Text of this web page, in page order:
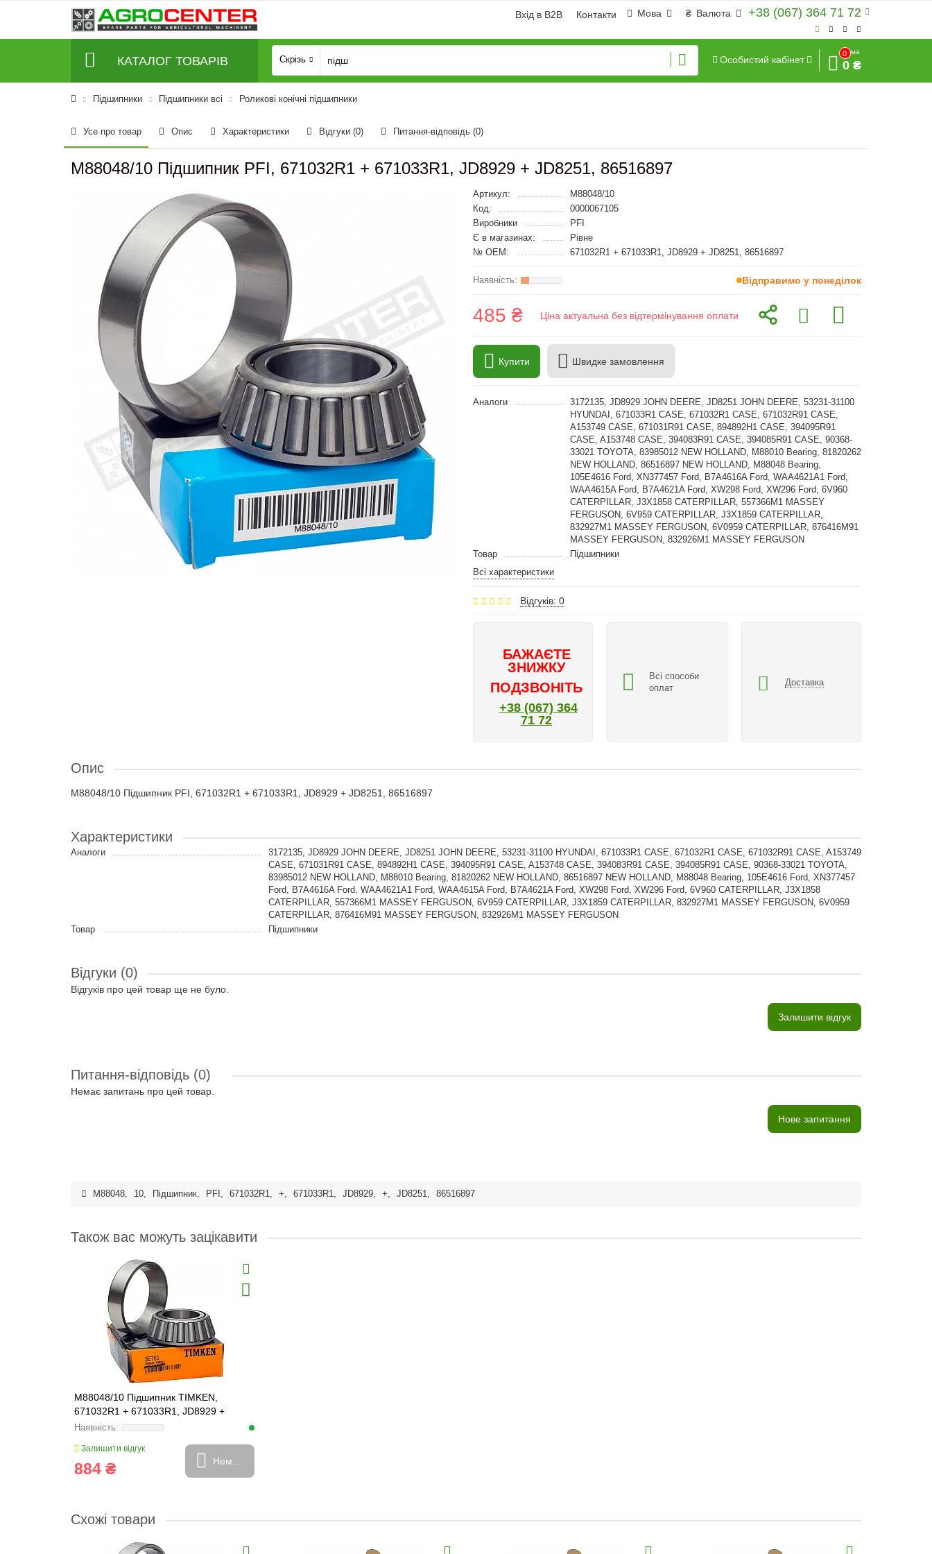
+38 (067) 364 71 72
₴ Валюта
Мова
Вхід в B2B Контакти
КАТАЛОГ ТОВАРІВ Скрізь Особистий кабінет
0
Сума
0 ₴
Підшипники Підшипники всі Роликові конічні підшипники
Усе про товар Опис Характеристики Відгуки (0) Питання-відповідь (0)
M88048/10 Підшипник PFI, 671032R1 + 671033R1, JD8929 + JD8251, 86516897
Артикул:
M88048/10
Код:
0000067105
Виробники
PFI
Є в магазинах:
Рівне
№ OEM:
671032R1 + 671033R1, JD8929 + JD8251, 86516897
Відправимо у понеділок
485 ₴ Ціна актуальна без відтермінування оплати
Купити Швидке замовлення
Аналоги
3172135, JD8929 JOHN DEERE, JD8251 JOHN DEERE, 53231-31100
HYUNDAI, 671033R1 CASE, 671032R1 CASE, 671032R91 CASE,
A153749 CASE, 671031R91 CASE, 894892H1 CASE, 394095R91
CASE, A153748 CASE, 394083R91 CASE, 394085R91 CASE, 90368-
33021 TOYOTA, 83985012 NEW HOLLAND, M88010 Bearing, 81820262
NEW HOLLAND, 86516897 NEW HOLLAND, M88048 Bearing,
105E4616 Ford, XN377457 Ford, B7A4616A Ford, WAA4621A1 Ford,
WAA4615A Ford, B7A4621A Ford, XW298 Ford, XW296 Ford, 6V960
CATERPILLAR, J3X1858 CATERPILLAR, 557366M1 MASSEY
FERGUSON, 6V959 CATERPILLAR, J3X1859 CATERPILLAR,
832927M1 MASSEY FERGUSON, 6V0959 CATERPILLAR, 876416M91
MASSEY FERGUSON, 832926M1 MASSEY FERGUSON
Товар
Підшипники
Всі характеристики
Відгуків: 0
БАЖАЄТЕ
ЗНИЖКУ
ПОДЗВОНІТЬ
+38 (067) 364
71 72
Всі способи
оплат
Доставка
Опис
M88048/10 Підшипник PFI, 671032R1 + 671033R1, JD8929 + JD8251, 86516897
Характеристики
Аналоги
3172135, JD8929 JOHN DEERE, JD8251 JOHN DEERE, 53231-31100 HYUNDAI, 671033R1 CASE, 671032R1 CASE, 671032R91 CASE, A153749
CASE, 671031R91 CASE, 894892H1 CASE, 394095R91 CASE, A153748 CASE, 394083R91 CASE, 394085R91 CASE, 90368-33021 TOYOTA,
83985012 NEW HOLLAND, M88010 Bearing, 81820262 NEW HOLLAND, 86516897 NEW HOLLAND, M88048 Bearing, 105E4616 Ford, XN377457
Ford, B7A4616A Ford, WAA4621A1 Ford, WAA4615A Ford, B7A4621A Ford, XW298 Ford, XW296 Ford, 6V960 CATERPILLAR, J3X1858
CATERPILLAR, 557366M1 MASSEY FERGUSON, 6V959 CATERPILLAR, J3X1859 CATERPILLAR, 832927M1 MASSEY FERGUSON, 6V0959
CATERPILLAR, 876416M91 MASSEY FERGUSON, 832926M1 MASSEY FERGUSON
Товар
Підшипники
Відгуки (0)
Відгуків про цей товар ще не було.
Залишити відгук
Питання-відповідь (0)
Немає запитань про цей товар.
Нове запитання
M88048, 10, Підшипник, PFI , 671032R1, +, 671033R1, JD8929, +, JD8251, 86516897
Також вас можуть зацікавити
M88048/10 Підшипник TIMKEN,
671032R1 + 671033R1, JD8929 +
JD8251, 86516897
Залишити відгук
884 ₴ Немає в наявності
Схожі товари